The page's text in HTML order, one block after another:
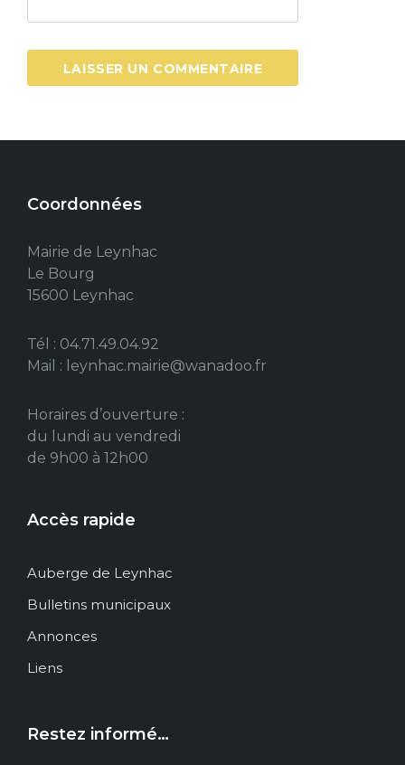
Coordonnées
Mairie de Leynhac
Le Bourg
15600 Leynhac
Tél : 04.71.49.04.92
Mail : leynhac.mairie@wanadoo.fr
Horaires d’ouverture :
du lundi au vendredi
de 9h00 à 12h00
Accès rapide
Auberge de Leynhac
Bulletins municipaux
Annonces
Liens
Restez informé…